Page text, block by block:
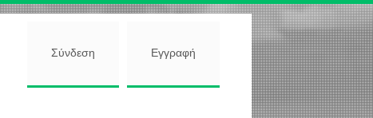
Σύνδεση Εγγραφή